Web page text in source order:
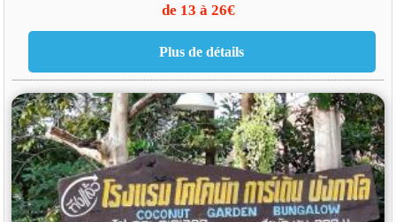
de 13 à 26€